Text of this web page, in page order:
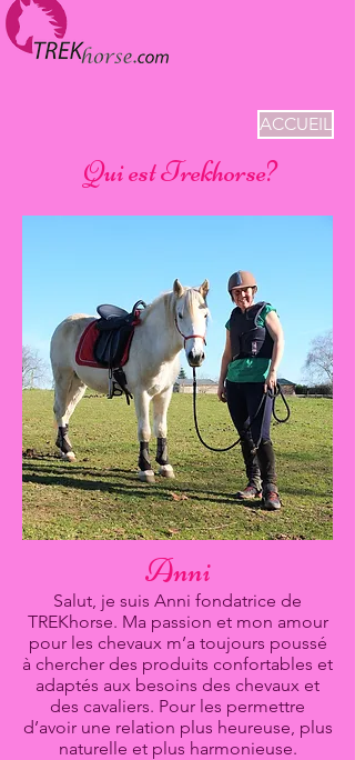
ACCUEIL
Qui est Trekhorse?
Anni
Salut, je suis Anni fondatrice de
TREKhorse. Ma passion et mon amour
pour les chevaux m’a toujours poussé
à chercher des produits confortables et
adaptés aux besoins des chevaux et
des cavaliers. Pour les permettre
d’avoir une relation plus heureuse, plus
naturelle et plus harmonieuse.